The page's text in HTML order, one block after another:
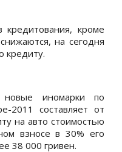
кроме
на сегодня
кредиту.
иномарки по
2011 составляет от
на авто стоимостью
взносе в 30% его
38 000 гривен.